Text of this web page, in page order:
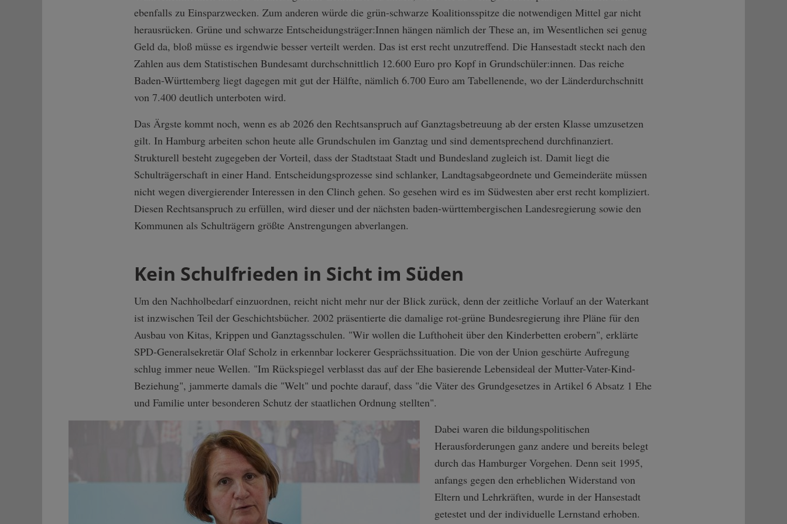
ebenfalls zu Einsparzwecken. Zum anderen würde die grün-schwarze Koalitionsspitze die notwendigen Mittel gar nicht
herausrücken. Grüne und schwarze Entscheidungsträger:Innen hängen nämlich der These an, im Wesentlichen sei genug
Geld da, bloß müsse es irgendwie besser verteilt werden. Das ist erst recht unzutreffend. Die Hansestadt steckt nach den
Zahlen aus dem Statistischen Bundesamt durchschnittlich 12.600 Euro pro Kopf in Grundschüler:innen. Das reiche
Baden-Württemberg liegt dagegen mit gut der Hälfte, nämlich 6.700 Euro am Tabellenende, wo der Länderdurchschnitt
von 7.400 deutlich unterboten wird.
Das Ärgste kommt noch, wenn es ab 2026 den Rechtsanspruch auf Ganztagsbetreuung ab der ersten Klasse umzusetzen
gilt. In Hamburg arbeiten schon heute alle Grundschulen im Ganztag und sind dementsprechend durchfinanziert.
Strukturell besteht zugegeben der Vorteil, dass der Stadtstaat Stadt und Bundesland zugleich ist. Damit liegt die
Schulträgerschaft in einer Hand. Entscheidungsprozesse sind schlanker, Landtagsabgeordnete und Gemeinderäte müssen
nicht wegen divergierender Interessen in den Clinch gehen. So gesehen wird es im Südwesten aber erst recht kompliziert.
Diesen Rechtsanspruch zu erfüllen, wird dieser und der nächsten baden-württembergischen Landesregierung sowie den
Kommunen als Schulträgern größte Anstrengungen abverlangen.
Kein Schulfrieden in Sicht im Süden
Um den Nachholbedarf einzuordnen, reicht nicht mehr nur der Blick zurück, denn der zeitliche Vorlauf an der Waterkant
ist inzwischen Teil der Geschichtsbücher. 2002 präsentierte die damalige rot-grüne Bundesregierung ihre Pläne für den
Ausbau von Kitas, Krippen und Ganztagsschulen. "Wir wollen die Lufthoheit über den Kinderbetten erobern", erklärte
SPD-Generalsekretär Olaf Scholz in erkennbar lockerer Gesprächssituation. Die von der Union geschürte Aufregung
schlug immer neue Wellen. "Im Rückspiegel verblasst das auf der Ehe basierende Lebensideal der Mutter-Vater-Kind-
Beziehung", jammerte damals die "Welt" und pochte darauf, dass "die Väter des Grundgesetzes in Artikel 6 Absatz 1 Ehe
und Familie unter besonderen Schutz der staatlichen Ordnung stellten".
Dabei waren die bildungspolitischen
Herausforderungen ganz andere und bereits belegt
durch das Hamburger Vorgehen. Denn seit 1995,
anfangs gegen den erheblichen Widerstand von
Eltern und Lehrkräften, wurde in der Hansestadt
getestet und der individuelle Lernstand erhoben.